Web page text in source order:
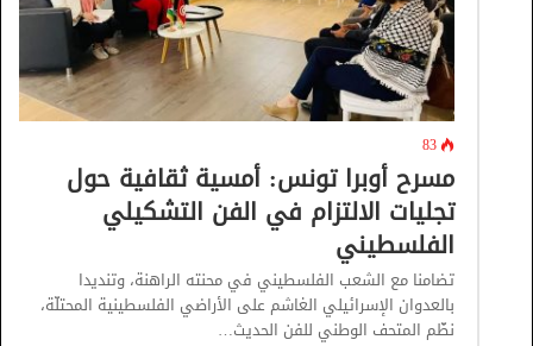
83
مسرح أوبرا تونس: أمسية ثقافية حول
تجليات الالتزام في الفن التشكيلي
الفلسطيني
تضامنا مع الشعب الفلسطيني في محنته الراهنة، وتنديدا
بالعدوان الإسرائيلي الغاشم على الأراضي الفلسطينية المحتلّة،
نظّم المتحف الوطني للفن الحديث…